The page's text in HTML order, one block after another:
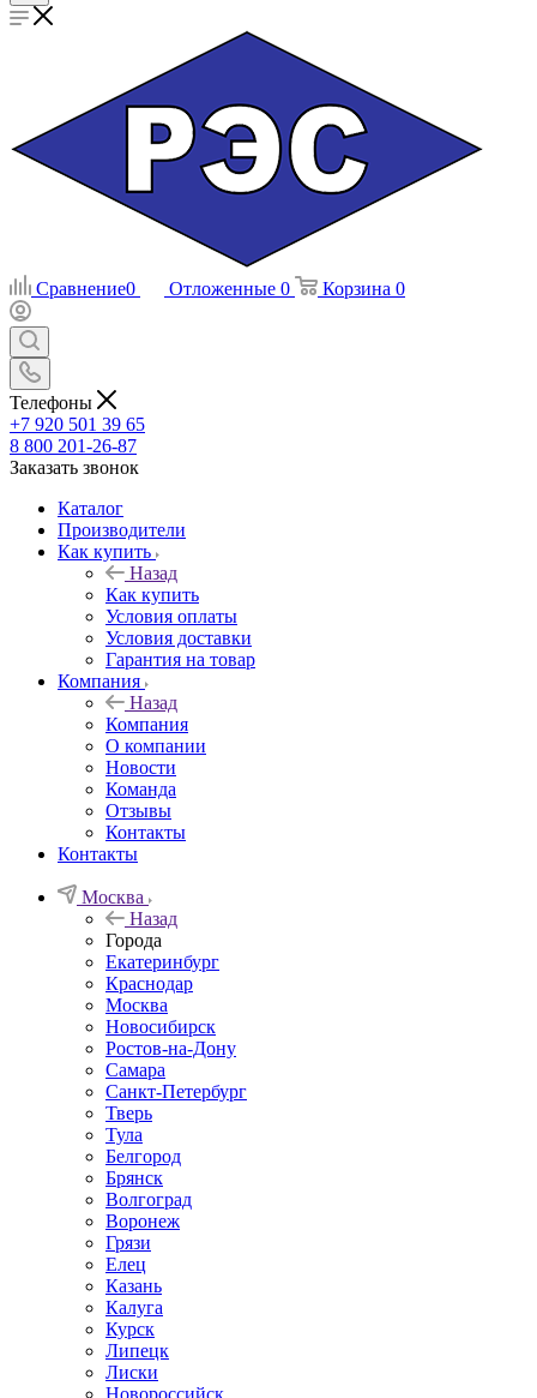
Сравнение0 Отложенные 0 Корзина 0
Телефоны
+7 920 501 39 65
8 800 201-26-87
Заказать звонок
Каталог
Производители
Как купить
Назад
Как купить
Условия оплаты
Условия доставки
Гарантия на товар
Компания
Назад
Компания
О компании
Новости
Команда
Отзывы
Контакты
Контакты
Москва
Назад
Города
Екатеринбург
Краснодар
Москва
Новосибирск
Ростов-на-Дону
Самара
Санкт-Петербург
Тверь
Тула
Белгород
Брянск
Волгоград
Воронеж
Грязи
Елец
Казань
Калуга
Курск
Липецк
Лиски
Новороссийск